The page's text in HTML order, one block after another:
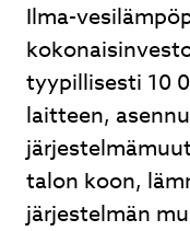
Ilma-
tyypillisesti 10
laitteen,
talon koon,
järjestelmän